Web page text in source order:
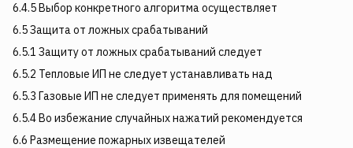
6.4.5 Выбор конкретного алгоритма осуществляет
6.5 Защита от ложных срабатываний
6.5.1 Защиту от ложных срабатываний следует
6.5.2 Тепловые ИП не следует устанавливать над
6.5.3 Газовые ИП не следует применять для помещений
6.5.4 Во избежание случайных нажатий рекомендуется
6.6 Размещение пожарных извещателей